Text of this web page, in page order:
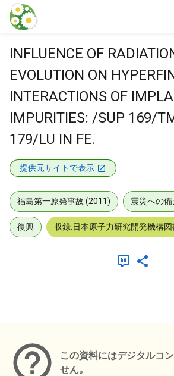
本文に飛ぶ
INFLUENCE OF
EVOLUTION ON
INTERACTIONS OF
IMPURITIES: /SUP 169/
179/LU IN FE.
提供元サイトで表示
福島第一原発事故 (2011) 震災への備
復興 収録:日本原子力研究開発機構
この資料にはデジタルコ
せん。